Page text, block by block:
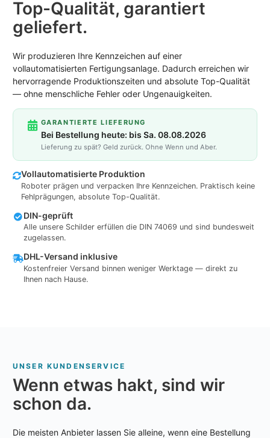
Top-Qualität, garantiert
geliefert.
Wir produzieren Ihre Kennzeichen auf einer
vollautomatisierten Fertigungsanlage. Dadurch erreichen wir
hervorragende Produktionszeiten und absolute Top-Qualität
— ohne menschliche Fehler oder Ungenauigkeiten.
GARANTIERTE LIEFERUNG
Bei Bestellung heute: bis Sa. 08.08.2026
Lieferung zu spät? Geld zurück. Ohne Wenn und Aber.
Vollautomatisierte Produktion
Roboter prägen und verpacken Ihre Kennzeichen. Praktisch keine
Fehlprägungen, absolute Top-Qualität.
DIN-geprüft
Alle unsere Schilder erfüllen die DIN 74069 und sind bundesweit
zugelassen.
DHL-Versand inklusive
Kostenfreier Versand binnen weniger Werktage — direkt zu
Ihnen nach Hause.
UNSER KUNDENSERVICE
Wenn etwas hakt, sind wir
schon da.
Die meisten Anbieter lassen Sie alleine, wenn eine Bestellung